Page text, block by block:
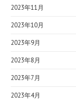
2023年11月
2023年10月
2023年9月
2023年8月
2023年7月
2023年4月